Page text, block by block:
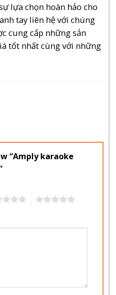
lựa chọn hoàn hảo cho
tay liên hệ với chúng
cung cấp những sản
tốt nhất cùng với những
“Amply karaoke